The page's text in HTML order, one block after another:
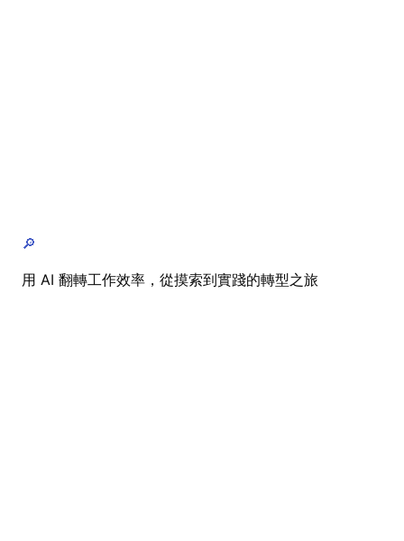
🔎
用 AI 翻轉工作效率，從摸索到實踐的轉型之旅